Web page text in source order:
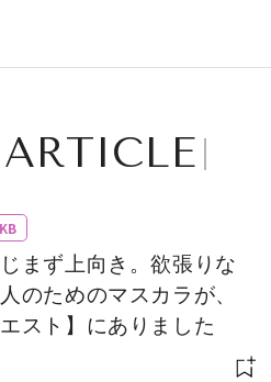
まず上向き。欲張りな
のためのマスカラが、
エスト】にありました